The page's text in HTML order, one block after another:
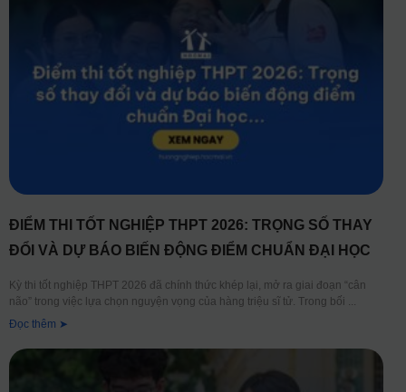
ĐIỂM THI TỐT NGHIỆP THPT 2026: TRỌNG SỐ THAY
ĐỔI VÀ DỰ BÁO BIẾN ĐỘNG ĐIỂM CHUẨN ĐẠI HỌC
Kỳ thi tốt nghiệp THPT 2026 đã chính thức khép lại, mở ra giai đoạn “cân
não” trong việc lựa chọn nguyện vọng của hàng triệu sĩ tử. Trong bối
Đọc thêm ➤